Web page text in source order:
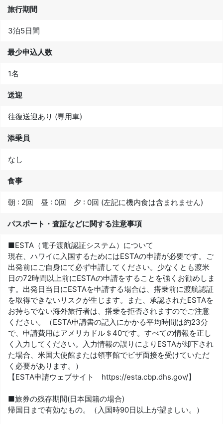
旅行期間
3泊5日間
最少申込人数
1名
送迎
往復送迎あり (専用車)
添乗員
なし
食事
朝 : 2回 昼 : 0回 夕 : 0回 (左記に機内食は含まれません)
パスポート・査証などに関する注意事項
■ESTA（電子渡航認証システム）について
現在、ハワイに入国するためにはESTAの申請が必要です。ご
出発前にご自身にて必ず申請してください。少なくとも渡米
日の72時間以上前にESTAの申請をすることを強くお勧めしま
す。出発日当日にESTAを申請する場合は、搭乗前に渡航認証
を取得できないリスクが生じます。また、承認されたESTAを
お持ちでない海外旅行者は、搭乗を拒否されますのでご注意
ください。（ESTA申請書の記入にかかる平均時間は約23分
で、申請費用はアメリカドル＄40です。すべての情報を正し
く入力してください。入力情報の誤りによりESTAが却下され
た場合、米国大使館または領事館でビザ面接を受けていただ
く必要があります。）
【ESTA申請ウェブサイト https://esta.cbp.dhs.gov/】
■旅券の残存期間(日本国籍の場合)
帰国日まで有効なもの。（入国時90日以上が望ましい。）